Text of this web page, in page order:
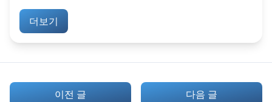
더보기
이전 글 다음 글